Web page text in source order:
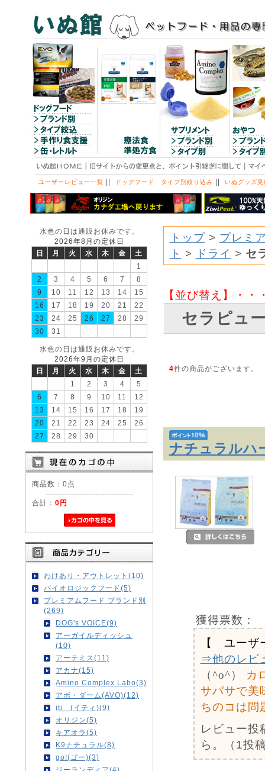
ユーザーレビュー一覧 || ドッグフード タイプ別絞り込み || いぬグッズ見
水色の日は通販お休みです。
2026年8月の定休日
日
月 火 水 木 金
土
1
2
3 4 5 6 7
8
9
10 11 12 13 14
15
16
17 18 19 20 21
22
23
24 25 26 27 28
29
30
31
水色の日は通販お休みです。
2026年9月の定休日
日
月 火 水 木 金
土
1
2 3 4
5
6
7 8 9 10 11
12
13
14 15 16 17 18
19
20
21 22 23 24 25
26
27
28 29 30
商品数：0点
合計： 0円
わけあり・アウトレット(10)
バイオロジックフード(5)
プレミアムフード ブランド別
(269)
DOG's VOICE(9)
アーガイルディッシュ
(10)
アーテミス(11)
アカナ(15)
Amino Complex Labo(3)
アボ・ダーム(AVO)(12)
iti (イティ)(9)
オリジン(5)
キアオラ(5)
K9ナチュラル(8)
go!(ゴー)(3)
トップ> プレミ
ト > ドライ > セ
【並び替え】・・
セラピュ
4件の商品がございます。
ナチュラル
獲得票数：
【 ユーザ
⇒他のレビ
（^o^）
カ
サパサで美
ちのコは問
レビュー投
ら。（1投